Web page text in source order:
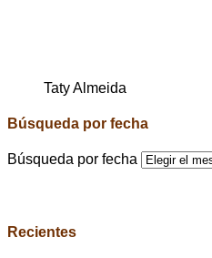
Taty Almeida
Búsqueda por fecha
Búsqueda por fecha
Recientes